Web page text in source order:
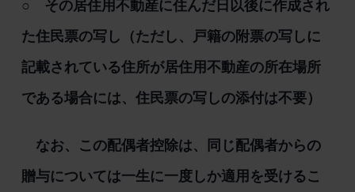
○ その居住用不動産に住んだ日以後に作成され
た住民票の写し（ただし、戸籍の附票の写しに
記載されている住所が居住用不動産の所在場所
である場合には、住民票の写しの添付は不要）
なお、この配偶者控除は、同じ配偶者からの
贈与については一生に一度しか適用を受けるこ